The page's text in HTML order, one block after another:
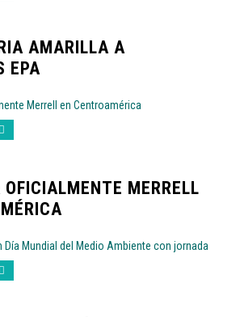
AMARILLA A
EPA
MERRELL